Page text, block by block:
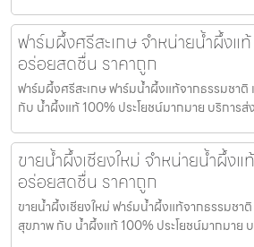
ฟาร์มผึ้งศรีสะเกษ จำหน่ายน้ำผึ้งแ
อร่อยสดชื่น ราคาถูก
ฟาร์มผึ้งศรีสะเกษ ฟาร์มน้ำผึ้งแท้จากธรรมชา
กับ น้ำผึ้งแท้ 100% ประโยชน์มากมาย บริการส่
ขายน้ำผึ้งเชียงใหม่ จำหน่ายน้ำผึ้ง
อร่อยสดชื่น ราคาถูก
ขายน้ำผึ้งเชียงใหม่ ฟาร์มน้ำผึ้งแท้จากธรรมชา
สุขภาพ กับ น้ำผึ้งแท้ 100% ประโยชน์มากมาย